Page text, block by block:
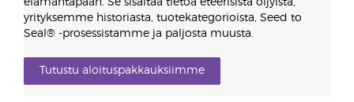
elämäntapaan. Se sisältää tietoa eteerisistä öljyistä,
yrityksemme historiasta, tuotekategorioista, Seed to
Seal® -prosessistamme ja paljosta muusta.
Tutustu aloituspakkauksiimme